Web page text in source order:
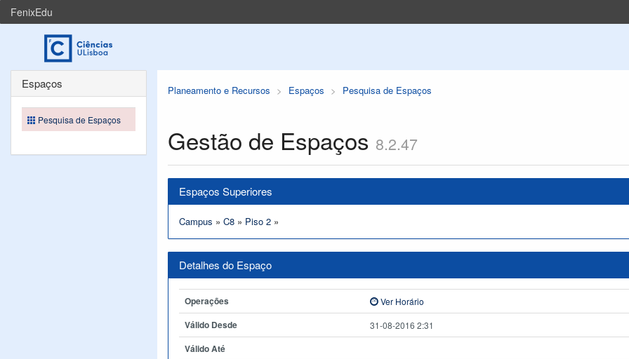
FenixEdu
Planeamento e Recursos Espaços Pesquisa de Espaços
Gestão de Espaços 8.2.47
Espaços Superiores
Campus » C8 » Piso 2 »
Detalhes do Espaço
Operações Ver Horário
Válido Desde 31-08-2016 2:31
Válido Até
Espaços
Pesquisa de Espaços